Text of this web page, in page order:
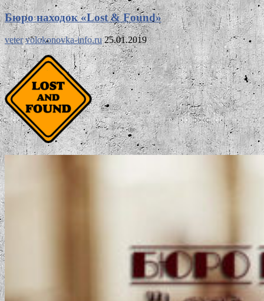
Бюро находок «Lost & Found»
veter volokonovka-info.ru 25.01.2019